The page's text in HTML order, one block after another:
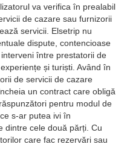
va verifica în prealabil
de cazare sau furnizorii
servicii. Elsetrip nu
dispute, contencioase
între prestatorii de
și turiști. Având în
de servicii de cazare
un contract care obligă
pentru modul de
s-ar putea ivi în
dintre cele două părți. Cu
care fac rezervări sau